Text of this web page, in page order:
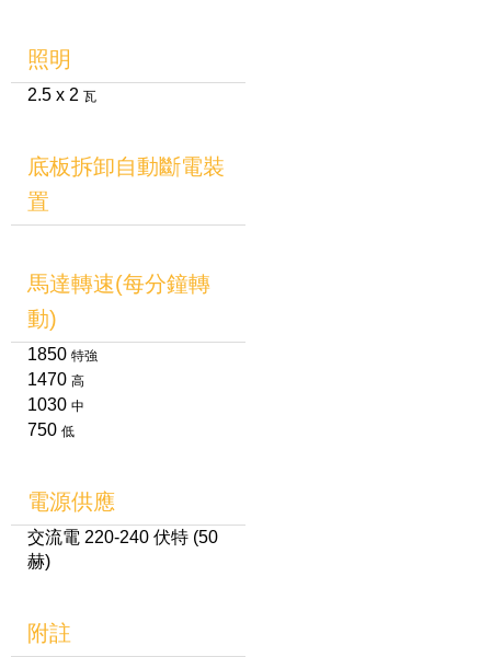
照明
2.5 x 2 瓦
底板拆卸自動斷電裝
置
馬達轉速(每分鐘轉
動)
1850 特強
1470 高
1030 中
750 低
電源供應
交流電 220-240 伏特 (50
赫)
附註